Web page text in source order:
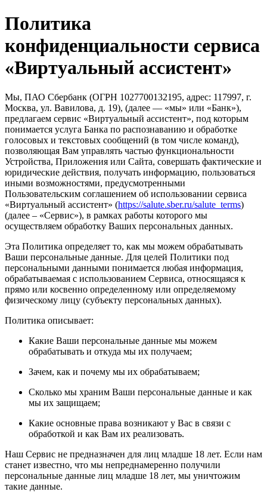
Политика
конфиденциальности сервиса
«Виртуальный ассистент»
Мы, ПАО Сбербанк (ОГРН 1027700132195, адрес: 117997, г.
Москва, ул. Вавилова, д. 19), (далее — «мы» или «Банк»),
предлагаем сервис «Виртуальный ассистент», под которым
понимается услуга Банка по распознаванию и обработке
голосовых и текстовых сообщений (в том числе команд),
позволяющая Вам управлять частью функциональности
Устройства, Приложения или Сайта, совершать фактические и
юридические действия, получать информацию, пользоваться
иными возможностями, предусмотренными
Пользовательским соглашением об использовании сервиса
«Виртуальный ассистент» (https://salute.sber.ru/salute_terms)
(далее – «Сервис»), в рамках работы которого мы
осуществляем обработку Ваших персональных данных.
Эта Политика определяет то, как мы можем обрабатывать
Ваши персональные данные. Для целей Политики под
персональными данными понимается любая информация,
обрабатываемая с использованием Сервиса, относящаяся к
прямо или косвенно определенному или определяемому
физическому лицу (субъекту персональных данных).
Политика описывает:
Какие Ваши персональные данные мы можем
обрабатывать и откуда мы их получаем;
Зачем, как и почему мы их обрабатываем;
Сколько мы храним Ваши персональные данные и как
мы их защищаем;
Какие основные права возникают у Вас в связи с
обработкой и как Вам их реализовать.
Наш Сервис не предназначен для лиц младше 18 лет. Если нам
станет известно, что мы непреднамеренно получили
персональные данные лиц младше 18 лет, мы уничтожим
такие данные.